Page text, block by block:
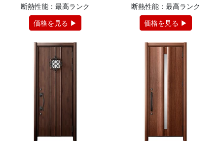
断熱性能：最高ランク
価格を見る ▶
断熱性能：最高ランク
価格を見る ▶